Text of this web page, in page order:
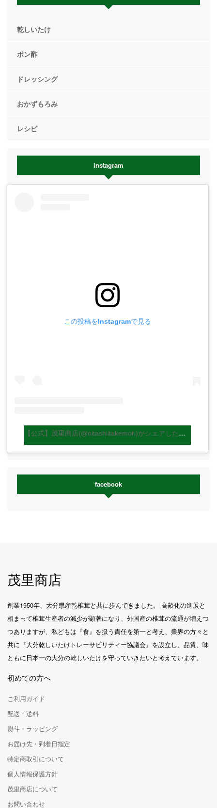
乾しいたけ
ポン酢
ドレッシング
おかずもろみ
レシピ
instagram
この投稿をInstagramで見る
【公式】茂里商店(@oitashiitakemori)がシェアした投稿
facebook
茂里商店
創業1950年、大分県産乾椎茸と共に歩んできました。 高齢化の進展と
相まって椎茸生産者の減少が顕著になり、外国産の椎茸の流通が増えつ
つありますが、私どもは『食』を扱う責任を第一と考え、業界の方々と
共に『大分乾しいたけトレーサビリティー協議会』を設立し、品質、味
ともに日本一の大分の乾しいたけを守っていきたいと考えています。
初めての方へ
ご利用ガイド
配送・送料
熨斗・ラッピング
お届け先・到着日指定
特定商取引について
個人情報保護方針
茂里商店について
お問い合わせ